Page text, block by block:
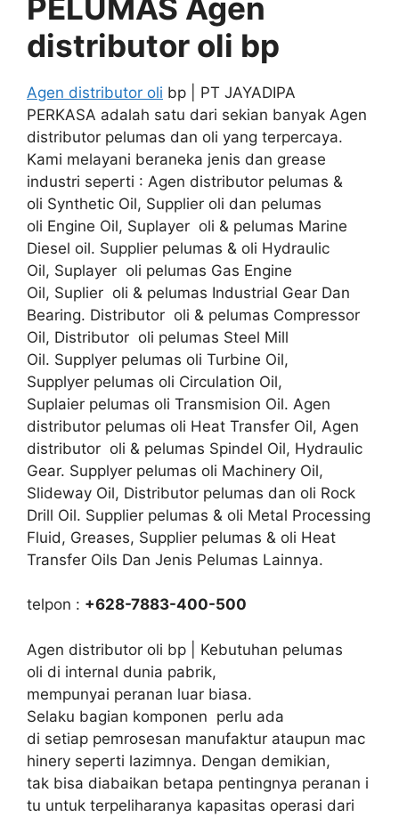
PELUMAS Agen
distributor oli bp
Agen distributor oli bp | PT JAYADIPA
PERKASA adalah satu dari sekian banyak Agen
distributor pelumas dan oli yang terpercaya.
Kami melayani beraneka jenis dan grease
industri seperti : Agen distributor pelumas &
oli Synthetic Oil, Supplier oli dan pelumas
oli Engine Oil, Suplayer oli & pelumas Marine
Diesel oil. Supplier pelumas & oli Hydraulic
Oil, Suplayer oli pelumas Gas Engine
Oil, Suplier oli & pelumas Industrial Gear Dan
Bearing. Distributor oli & pelumas Compressor
Oil, Distributor oli pelumas Steel Mill
Oil. Supplyer pelumas oli Turbine Oil,
Supplyer pelumas oli Circulation Oil,
Suplaier pelumas oli Transmision Oil. Agen
distributor pelumas oli Heat Transfer Oil, Agen
distributor oli & pelumas Spindel Oil, Hydraulic
Gear. Supplyer pelumas oli Machinery Oil,
Slideway Oil, Distributor pelumas dan oli Rock
Drill Oil. Supplier pelumas & oli Metal Processing
Fluid, Greases, Supplier pelumas & oli Heat
Transfer Oils Dan Jenis Pelumas Lainnya.
telpon : +628-7883-400-500
Agen distributor oli bp | Kebutuhan pelumas
oli di internal dunia pabrik,
mempunyai peranan luar biasa.
Selaku bagian komponen perlu ada
di setiap pemrosesan manufaktur ataupun mac
hinery seperti lazimnya. Dengan demikian,
tak bisa diabaikan betapa pentingnya peranan i
tu untuk terpeliharanya kapasitas operasi dari